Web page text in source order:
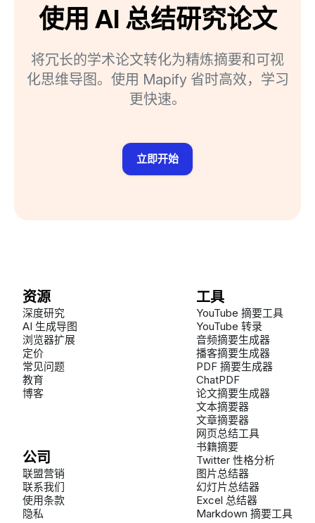
使用 AI 总结研究论文
将冗长的学术论文转化为精炼摘要和可视
化思维导图。使用 Mapify 省时高效，学习
更快速。
立即开始
资源
深度研究
AI 生成导图
浏览器扩展
定价
常见问题
教育
博客
公司
联盟营销
联系我们
使用条款
隐私
工具
YouTube 摘要工具
YouTube 转录
音频摘要生成器
播客摘要生成器
PDF 摘要生成器
ChatPDF
论文摘要生成器
文本摘要器
文章摘要器
网页总结工具
书籍摘要
Twitter 性格分析
图片总结器
幻灯片总结器
Excel 总结器
Markdown 摘要工具